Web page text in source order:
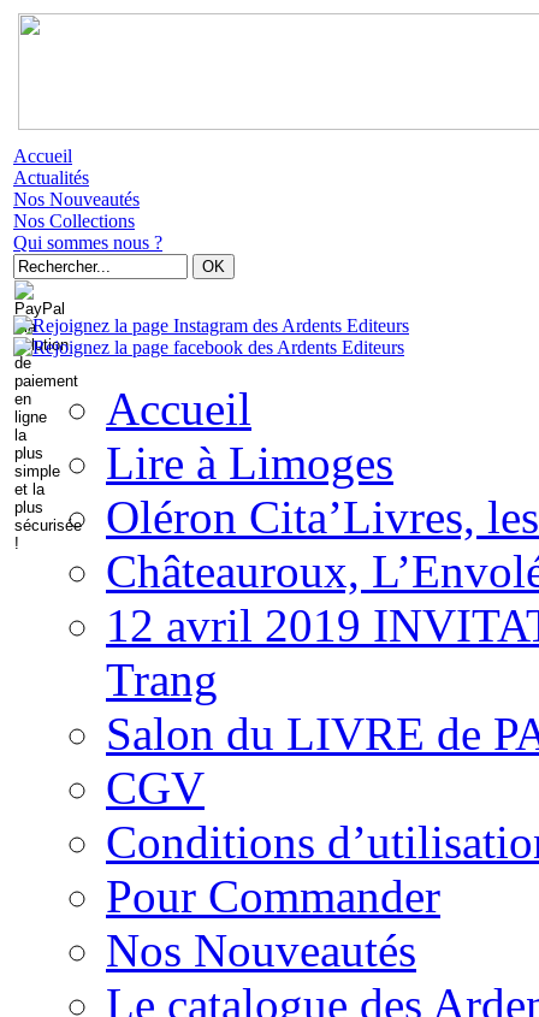
Accueil
Actualités
Nos Nouveautés
Nos Collections
Qui sommes nous ?
Accueil
Lire à Limoges
Oléron Cita’Livres,
Châteauroux,
12 avril 2019
Trang
Salon du LIVRE de
CGV
Conditions
Pour Commander
Nos Nouveautés
Le catalogue des